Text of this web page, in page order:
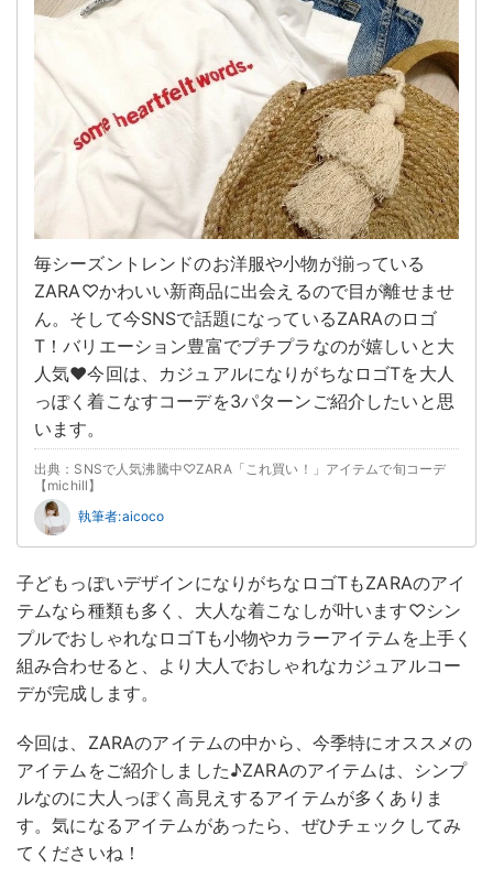
毎シーズントレンドのお洋服や小物が揃っている
ZARA♡かわいい新商品に出会えるので目が離せませ
ん。そして今SNSで話題になっているZARAのロゴ
T！バリエーション豊富でプチプラなのが嬉しいと大
人気♥今回は、カジュアルになりがちなロゴTを大人
っぽく着こなすコーデを3パターンご紹介したいと思
います。
出典：SNSで人気沸騰中♡ZARA「これ買い！」アイテムで旬コーデ
【michill】
執筆者:aicoco
子どもっぽいデザインになりがちなロゴTもZARAのアイ
テムなら種類も多く、大人な着こなしが叶います♡シン
プルでおしゃれなロゴTも小物やカラーアイテムを上手く
組み合わせると、より大人でおしゃれなカジュアルコー
デが完成します。
今回は、ZARAのアイテムの中から、今季特にオススメの
アイテムをご紹介しました♪ZARAのアイテムは、シンプ
ルなのに大人っぽく高見えするアイテムが多くありま
す。気になるアイテムがあったら、ぜひチェックしてみ
てくださいね！